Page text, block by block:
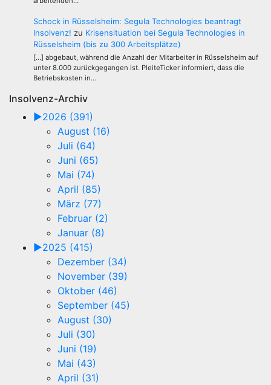
Schock in Rüsselsheim: Segula Technologies beantragt
Insolvenz! zu Krisensituation bei Segula Technologies in
Rüsselsheim (bis zu 300 Arbeitsplätze)
[…] abgebaut, während die Anzahl der Mitarbeiter in Rüsselsheim auf
unter 8.000 zurückgegangen ist. PleiteTicker informiert, dass die
Betriebskosten in…
Insolvenz-Archiv
►2026 (391)
August (16)
Juli (64)
Juni (65)
Mai (74)
April (85)
März (77)
Februar (2)
Januar (8)
►2025 (415)
Dezember (34)
November (39)
Oktober (46)
September (45)
August (30)
Juli (30)
Juni (19)
Mai (43)
April (31)